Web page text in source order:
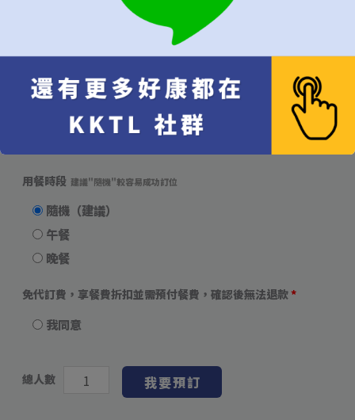
建議"當週"以上較易成功訂位
只接受指定日期
當週皆可
當月皆可
用餐時段 建議"隨機"較容易成功訂位
隨機（建議）
午餐
晚餐
免代訂費，享餐費折扣並需預付餐費，確認後無法退款*
我同意
總人數 我要預訂